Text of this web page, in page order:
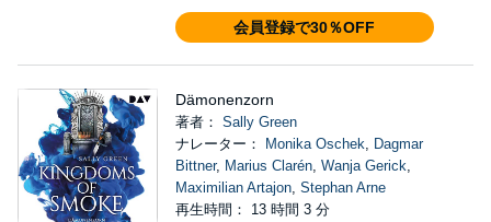
会員登録で30％OFF
Dämonenzorn
著者： Sally Green
ナレーター：
Monika Oschek, Dagmar
Bittner, Marius Clarén, Wanja Gerick,
Maximilian Artajon, Stephan Arne
再生時間： 13 時間 3 分